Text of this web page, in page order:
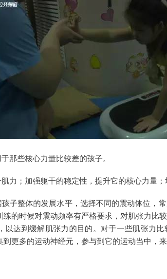
那些核心力量比较差的孩子。
力；加强躯干的稳定性，提升它的核心力量；
子整体的发展水平，选择不同的震动体位，
的时候对震动频率有严格要求，对肌张力比
以达到缓解肌张力的目的。对于一些肌张力
更多的运动神经元，参与到它的运动当中，